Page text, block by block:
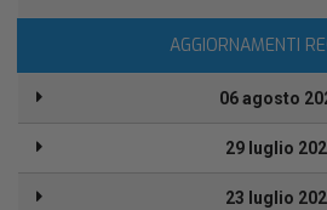
AGGIORNAMENTI
06 agosto
29 luglio
23 luglio